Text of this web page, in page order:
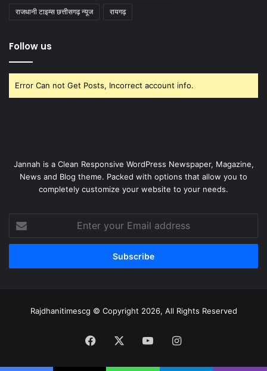
राजधानी टाइम्स छत्तीसगढ़ न्यूज रायगढ़
Follow us
Error Can not Get Posts, Incorrect account info.
Jannah is a Clean Responsive WordPress Newspaper, Magazine,
News and Blog theme. Packed with options that allow you to
completely customize your website to your needs.
your
Email
Rajdhanitimescg © Copyright 2026, All Rights Reserved
Facebook YouTubeInstagram